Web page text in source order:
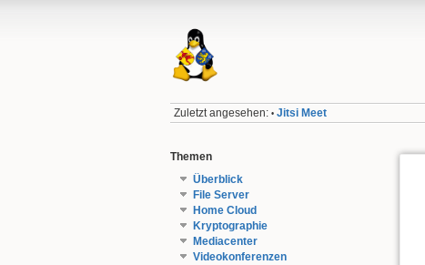
Zuletzt angesehen: • Jitsi Meet
Themen
Überblick
File Server
Home Cloud
Kryptographie
Mediacenter
Videokonferenzen